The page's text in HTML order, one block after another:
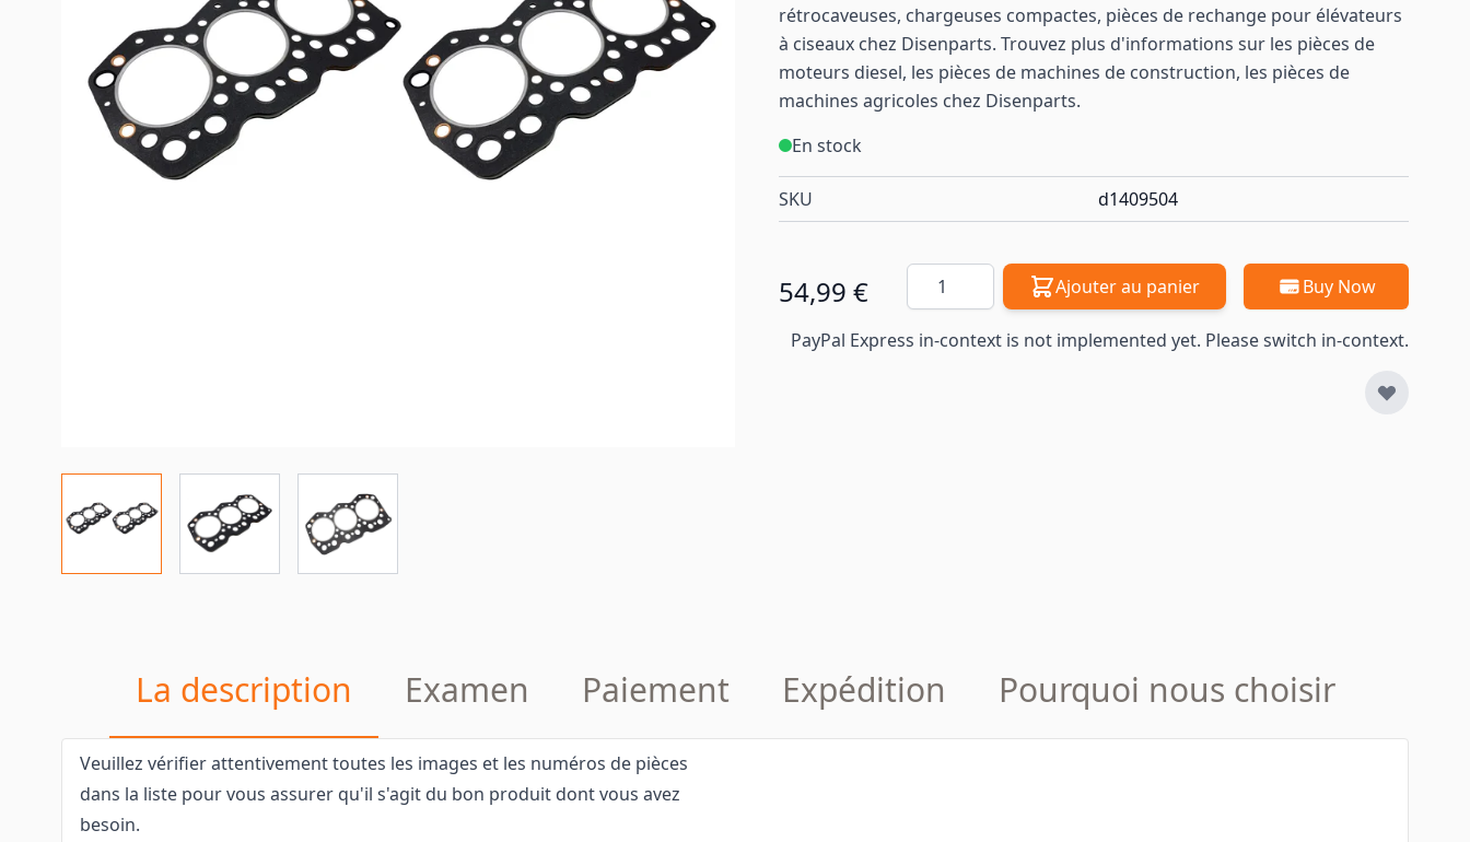
rétrocaveuses, chargeuses compactes, pièces de rechange pour élévateurs
à ciseaux chez Disenparts. Trouvez plus d'informations sur les pièces de
moteurs diesel, les pièces de machines de construction, les pièces de
machines agricoles chez Disenparts.
En stock
SKU d1409504
54,99 € Quantité Ajouter au panier Buy Now
PayPal Express in-context is not implemented yet. Please switch in-context.
La description Examen Paiement Expédition Pourquoi nous choisir
Veuillez vérifier attentivement toutes les images et les numéros de pièces
dans la liste pour vous assurer qu'il s'agit du bon produit dont vous avez
besoin.